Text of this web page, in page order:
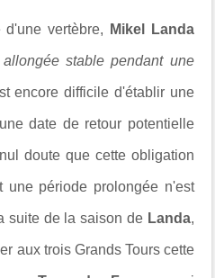
vertèbre, Mikel Landa
stable pendant une
encore difficile d'établir une
date de retour potentielle
doute que cette obligation
une période prolongée n'est
suite de la saison de Landa,
aux trois Grands Tours cette